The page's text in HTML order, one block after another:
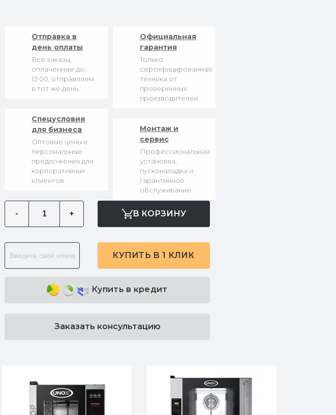
Отправка в
день оплаты
Все заказы,
оплаченные до
13:00, отправляем
в тот же день.
Официальная
гарантия
Только
сертифицированная
техника от
проверенных
производителей.
Спецусловия
для бизнеса
Оптовые цены и
персональные
предложения для
корпоративных
клиентов.
Монтаж и
сервис
Профессиональная
установка,
пусконаладка и
гарантийное
обслуживание.
- + В КОРЗИНУ
КУПИТЬ В 1 КЛИК
Купить в кредит
Заказать консультацию